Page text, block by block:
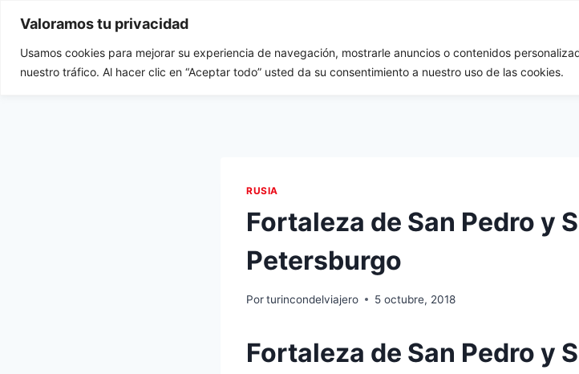
Valoramos tu privacidad
Usamos cookies para mejorar su experiencia de navegación, mostrarle anuncios o contenidos
nuestro tráfico. Al hacer clic en “Aceptar todo” usted da su consentimiento a nuestro uso de las cookies.
contenidoTu Rincón del Viajero Inicio Destinos Quiénes
RUSIA
Fortaleza de San Pedro y
Petersburgo
Porturincondelviajero 5 octubre, 2018
Fortaleza de San Pedro y